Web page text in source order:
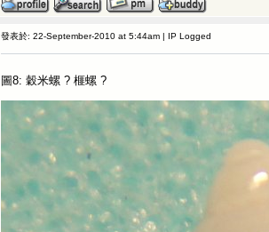
發表於: 22-September-2010 at 5:44am | IP Logged
圖8: 穀米螺 ? 榧螺 ?